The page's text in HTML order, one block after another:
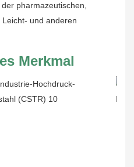
pharmazeutischen,
und anderen
Merkmal